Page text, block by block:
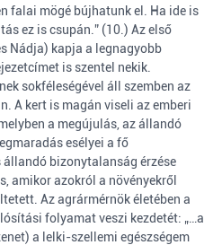
falai mögé bújhatunk el. Ha ide is
ez is csupán.” (10.) Az első
Nádja) kapja a legnagyobb
is szentel nekik.
sokféleségével áll szemben az
A kert is magán viseli az emberi
a megújulás, az állandó
esélyei a fő
állandó bizonytalanság érzése
amikor azokról a növényekről
Az agrármérnök életében a
folyamat veszi kezdetét: „…a
a lelki-szellemi egészségem